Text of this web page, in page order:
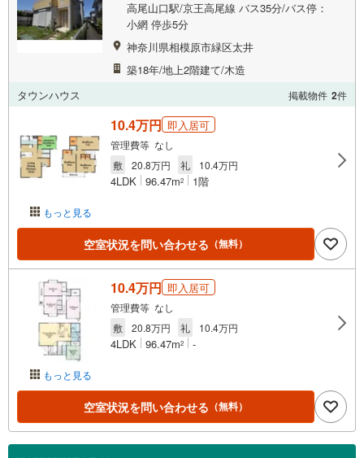
高尾山口駅/京王高尾線 バス35分/バス停：
小網 停歩5分
神奈川県相模原市緑区太井
築18年/地上2階建て/木造
タウンハウス
掲載物件 2件
もっと見る
10.4万円 即入居可
管理費等 なし
敷
20.8万円 礼 10.4万円
4LDK 96.47m2 1階
空室状況を問い合わせる （無料）
もっと見る
10.4万円 即入居可
管理費等 なし
敷
20.8万円 礼 10.4万円
4LDK 96.47m2 -
空室状況を問い合わせる （無料）